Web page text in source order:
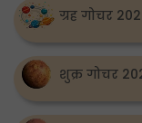
ग्रह गोचर
शुक्र गोचर